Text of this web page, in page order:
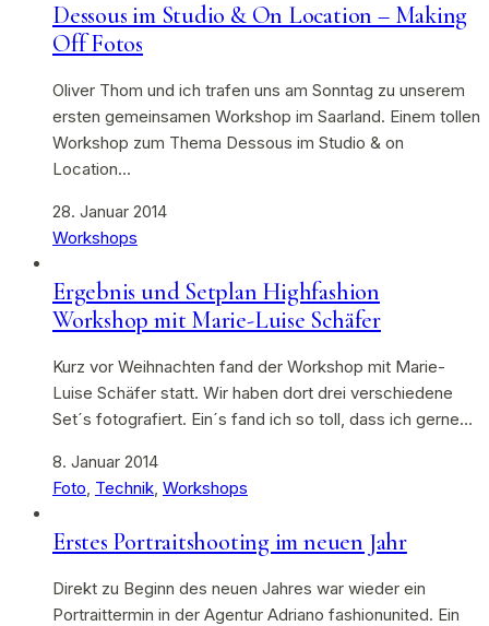
Dessous im Studio & On Location – Making
Off Fotos
Oliver Thom und ich trafen uns am Sonntag zu unserem
ersten gemeinsamen Workshop im Saarland. Einem tollen
Workshop zum Thema Dessous im Studio & on
Location…
28. Januar 2014
Workshops
Ergebnis und Setplan Highfashion
Workshop mit Marie-Luise Schäfer
Kurz vor Weihnachten fand der Workshop mit Marie-
Luise Schäfer statt. Wir haben dort drei verschiedene
Set´s fotografiert. Ein´s fand ich so toll, dass ich gerne…
8. Januar 2014
Foto, Technik, Workshops
Erstes Portraitshooting im neuen Jahr
Direkt zu Beginn des neuen Jahres war wieder ein
Portraittermin in der Agentur Adriano fashionunited. Ein